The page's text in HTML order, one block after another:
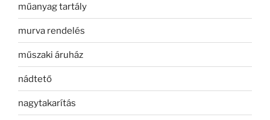
műanyag tartály
murva rendelés
műszaki áruház
nádtető
nagytakarítás